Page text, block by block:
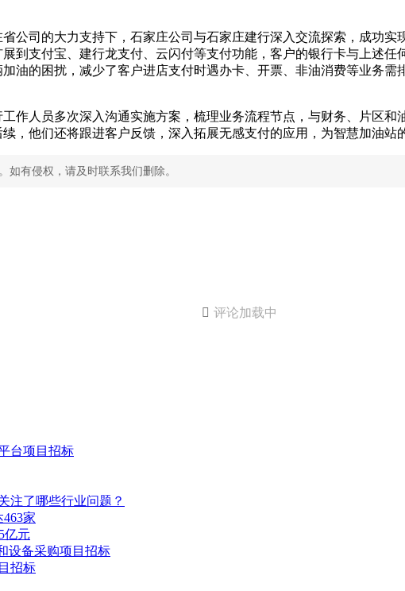
公司的大力支持下，石家庄公司与石家庄建行深入交流探索，成功实
到支付宝、建行龙支付、云闪付等支付功能，客户的银行卡与上述
油的困扰，减少了客户进店支付时遇办卡、开票、非油消费等业务
作人员多次深入沟通实施方案，梳理业务流程节点，与财务、片区和
，他们还将跟进客户反馈，深入拓展无感支付的应用，为智慧加油站
如有侵权，请及时联系我们删除。
 评论加载中
台项目招标
注了哪些行业问题？
家
亿元
设备采购项目招标
招标